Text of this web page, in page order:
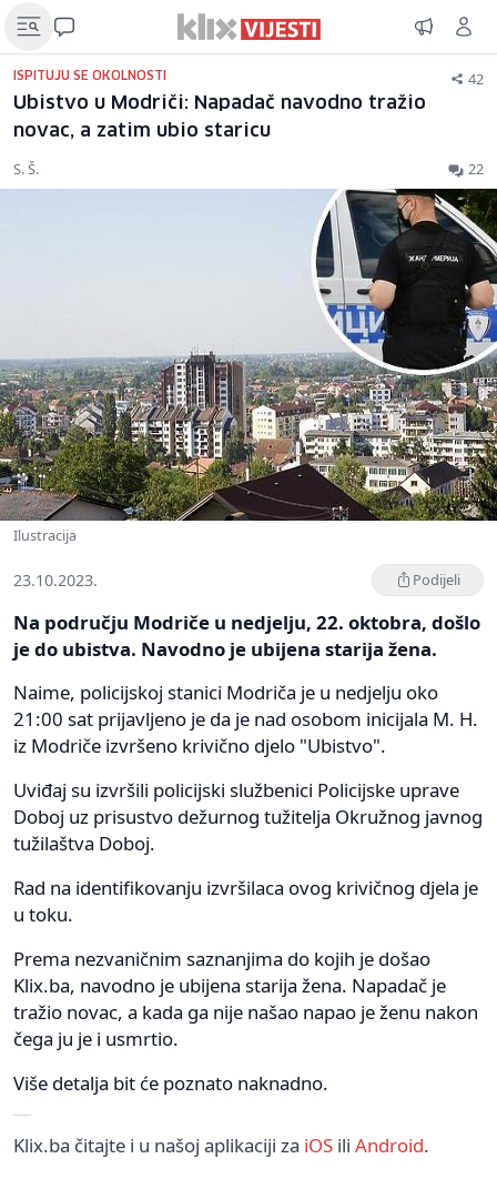
ISPITUJU SE OKOLNOSTI 42
Ubistvo u Modriči: Napadač navodno tražio
novac, a zatim ubio staricu
S. Š. 22
Ilustracija
23.10.2023. Podijeli
Na području Modriče u nedjelju, 22. oktobra, došlo
je do ubistva. Navodno je ubijena starija žena.
Naime, policijskoj stanici Modriča je u nedjelju oko
21:00 sat prijavljeno je da je nad osobom inicijala M. H.
iz Modriče izvršeno krivično djelo "Ubistvo".
Uviđaj su izvršili policijski službenici Policijske uprave
Doboj uz prisustvo dežurnog tužitelja Okružnog javnog
tužilaštva Doboj.
Rad na identifikovanju izvršilaca ovog krivičnog djela je
u toku.
Prema nezvaničnim saznanjima do kojih je došao
Klix.ba, navodno je ubijena starija žena. Napadač je
tražio novac, a kada ga nije našao napao je ženu nakon
čega ju je i usmrtio.
Više detalja bit će poznato naknadno.
Klix.ba čitajte i u našoj aplikaciji za iOS ili Android.